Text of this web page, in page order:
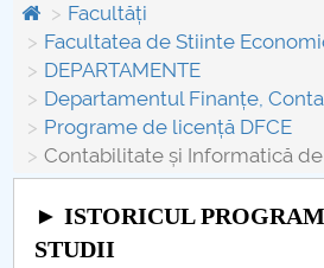
Despre Universitate
Centrul de Management al
Nr. de telefon si adrese Facultăți
Facultăți
Facultatea de Stiinte
DEPARTAMENTE
Departamentul Finanțe,
Programe de licență DFCE
Contabilitate și Informatică
► ISTORICUL
STUDII